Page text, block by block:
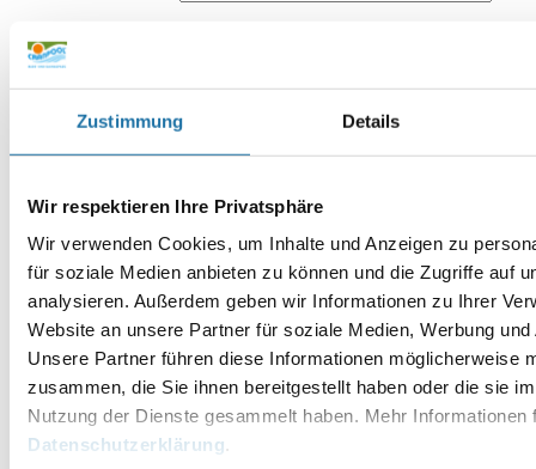
Zustimmung Details
Wir respektieren Ihre Privatsphäre
Wir verwenden Cookies, um Inhalte und Anzeigen zu
für soziale Medien anbieten zu können und die Zugriffe auf
analysieren. Außerdem geben wir Informationen zu Ihrer
Website an unsere Partner für soziale Medien, Werbung
Unsere Partner führen diese Informationen möglicherweise
zusammen, die Sie ihnen bereitgestellt haben oder die sie
Nutzung der Dienste gesammelt haben. Mehr Informationen
Datenschutzerklärung.
E-Mail-Adresse